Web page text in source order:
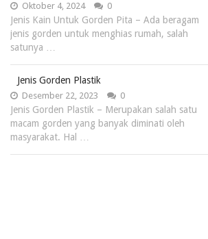
Oktober 4, 2024 0
Jenis Kain Untuk Gorden Pita – Ada beragam
jenis gorden untuk menghias rumah, salah
satunya …
Jenis Gorden Plastik
Desember 22, 2023 0
Jenis Gorden Plastik – Merupakan salah satu
macam gorden yang banyak diminati oleh
masyarakat. Hal …